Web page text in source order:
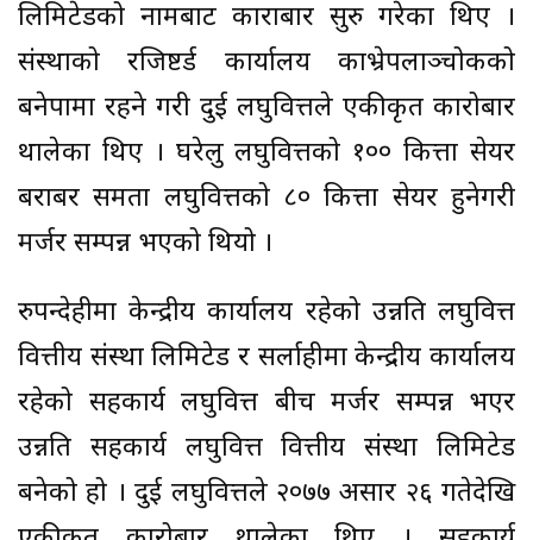
लिमिटेडको नामबाट काराबार सुरु गरेका थिए ।
संस्थाको रजिष्टर्ड कार्यालय काभ्रेपलाञ्चोकको
बनेपामा रहने गरी दुई लघुवित्तले एकीकृत कारोबार
थालेका थिए । घरेलु लघुवित्तको १०० कित्ता सेयर
बराबर समता लघुवित्तको ८० कित्ता सेयर हुनेगरी
मर्जर सम्पन्न भएको थियो ।
रुपन्देहीमा केन्द्रीय कार्यालय रहेको उन्नति लघुवित्त
वित्तीय संस्था लिमिटेड र सर्लाहीमा केन्द्रीय कार्यालय
रहेको सहकार्य लघुवित्त बीच मर्जर सम्पन्न भएर
उन्नति सहकार्य लघुवित्त वित्तीय संस्था लिमिटेड
बनेको हो । दुई लघुवित्तले २०७७ असार २६ गतेदेखि